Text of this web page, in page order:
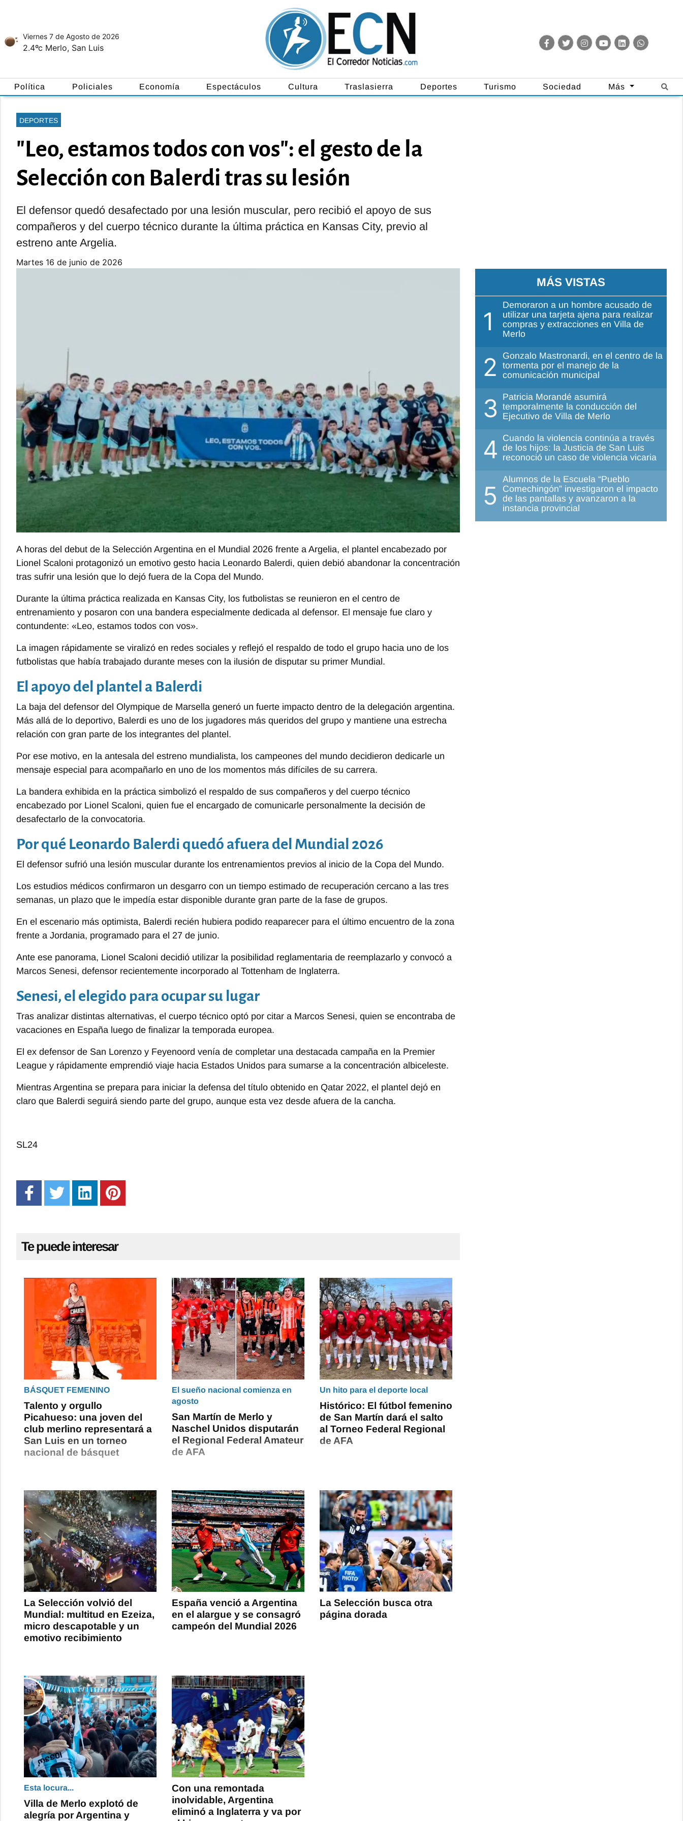
Viernes 7 de Agosto de 2026
2.4ºc Merlo, San Luis
Política Policiales Economía Espectáculos Cultura Traslasierra Deportes Turismo Sociedad Más
DEPORTES
"Leo, estamos todos con vos": el gesto de la
Selección con Balerdi tras su lesión
El defensor quedó desafectado por una lesión muscular, pero recibió el apoyo de sus
compañeros y del cuerpo técnico durante la última práctica en Kansas City, previo al
estreno ante Argelia.
martes 16 de junio de 2026
A horas del debut de la Selección Argentina en el Mundial 2026 frente a Argelia, el plantel encabezado por
Lionel Scaloni protagonizó un emotivo gesto hacia Leonardo Balerdi, quien debió abandonar la concentración
tras sufrir una lesión que lo dejó fuera de la Copa del Mundo.
Durante la última práctica realizada en Kansas City, los futbolistas se reunieron en el centro de
entrenamiento y posaron con una bandera especialmente dedicada al defensor. El mensaje fue claro y
contundente: «Leo, estamos todos con vos».
La imagen rápidamente se viralizó en redes sociales y reflejó el respaldo de todo el grupo hacia uno de los
futbolistas que había trabajado durante meses con la ilusión de disputar su primer Mundial.
El apoyo del plantel a Balerdi
La baja del defensor del Olympique de Marsella generó un fuerte impacto dentro de la delegación argentina.
Más allá de lo deportivo, Balerdi es uno de los jugadores más queridos del grupo y mantiene una estrecha
relación con gran parte de los integrantes del plantel.
Por ese motivo, en la antesala del estreno mundialista, los campeones del mundo decidieron dedicarle un
mensaje especial para acompañarlo en uno de los momentos más difíciles de su carrera.
La bandera exhibida en la práctica simbolizó el respaldo de sus compañeros y del cuerpo técnico
encabezado por Lionel Scaloni, quien fue el encargado de comunicarle personalmente la decisión de
desafectarlo de la convocatoria.
Por qué Leonardo Balerdi quedó afuera del Mundial 2026
El defensor sufrió una lesión muscular durante los entrenamientos previos al inicio de la Copa del Mundo.
Los estudios médicos confirmaron un desgarro con un tiempo estimado de recuperación cercano a las tres
semanas, un plazo que le impedía estar disponible durante gran parte de la fase de grupos.
En el escenario más optimista, Balerdi recién hubiera podido reaparecer para el último encuentro de la zona
frente a Jordania, programado para el 27 de junio.
Ante ese panorama, Lionel Scaloni decidió utilizar la posibilidad reglamentaria de reemplazarlo y convocó a
Marcos Senesi, defensor recientemente incorporado al Tottenham de Inglaterra.
Senesi, el elegido para ocupar su lugar
Tras analizar distintas alternativas, el cuerpo técnico optó por citar a Marcos Senesi, quien se encontraba de
vacaciones en España luego de finalizar la temporada europea.
El ex defensor de San Lorenzo y Feyenoord venía de completar una destacada campaña en la Premier
League y rápidamente emprendió viaje hacia Estados Unidos para sumarse a la concentración albiceleste.
Mientras Argentina se prepara para iniciar la defensa del título obtenido en Qatar 2022, el plantel dejó en
claro que Balerdi seguirá siendo parte del grupo, aunque esta vez desde afuera de la cancha.
SL24
Te puede interesar
BÁSQUET FEMENINO
Talento y orgullo
Picahueso: una joven del
club merlino representará a
San Luis en un torneo
nacional de básquet
El sueño nacional comienza en
agosto
San Martín de Merlo y
Naschel Unidos disputarán
el Regional Federal Amateur
de AFA
Un hito para el deporte local
Histórico: El fútbol femenino
de San Martín dará el salto
al Torneo Federal Regional
de AFA
La Selección volvió del
Mundial: multitud en Ezeiza,
micro descapotable y un
emotivo recibimiento
España venció a Argentina
en el alargue y se consagró
campeón del Mundial 2026
La Selección busca otra
página dorada
Esta locura...
Villa de Merlo explotó de
alegría por Argentina y
Con una remontada
inolvidable, Argentina
eliminó a Inglaterra y va por
MÁS VISTAS
1
Demoraron a un hombre acusado de
utilizar una tarjeta ajena para realizar
compras y extracciones en Villa de
Merlo
2
Gonzalo Mastronardi, en el centro de la
tormenta por el manejo de la
comunicación municipal
3 Patricia Morandé asumirá
temporalmente la conducción del
Ejecutivo de Villa de Merlo
4 Cuando la violencia continúa a través
de los hijos: la Justicia de San Luis
reconoció un caso de violencia vicaria
5
Alumnos de la Escuela “Pueblo
Comechingón” investigaron el impacto
de las pantallas y avanzaron a la
instancia provincial